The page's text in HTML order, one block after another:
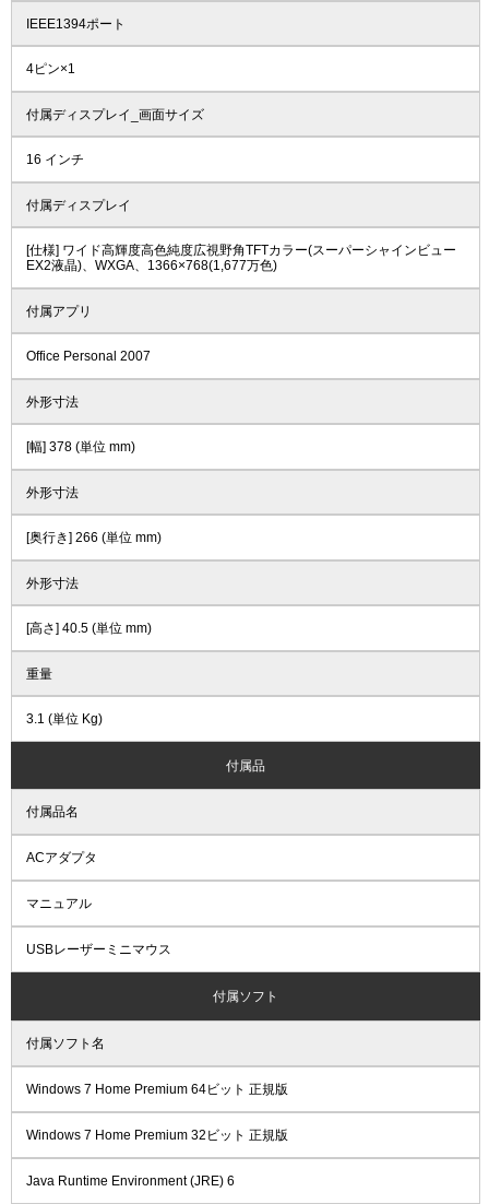
IEEE1394ポート
4ピン×1
付属ディスプレイ_画面サイズ
16 インチ
付属ディスプレイ
[仕様] ワイド高輝度高色純度広視野角TFTカラー(スーパーシャインビュー
EX2液晶)、WXGA、1366×768(1,677万色)
付属アプリ
Office Personal 2007
外形寸法
[幅] 378 (単位 mm)
外形寸法
[奥行き] 266 (単位 mm)
外形寸法
[高さ] 40.5 (単位 mm)
重量
3.1 (単位 Kg)
付属品
付属品名
ACアダプタ
マニュアル
USBレーザーミニマウス
付属ソフト
付属ソフト名
Windows 7 Home Premium 64ビット 正規版
Windows 7 Home Premium 32ビット 正規版
Java Runtime Environment (JRE) 6